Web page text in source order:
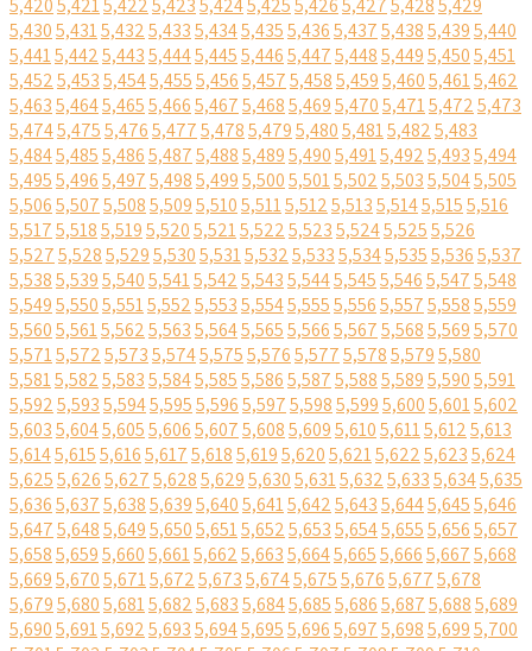
5,4205,4215,4225,4235,4245,4255,4265,4275,4285,429
5,4305,4315,4325,4335,4345,4355,4365,4375,4385,4395,440
5,4415,4425,4435,4445,4455,4465,4475,4485,4495,4505,451
5,4525,4535,4545,4555,4565,4575,4585,4595,4605,4615,462
5,4635,4645,4655,4665,4675,4685,4695,4705,4715,4725,473
5,4745,4755,4765,4775,4785,4795,4805,4815,4825,483
5,4845,4855,4865,4875,4885,4895,4905,4915,4925,4935,494
5,4955,4965,4975,4985,4995,5005,5015,5025,5035,5045,505
5,5065,5075,5085,5095,5105,5115,5125,5135,5145,5155,516
5,5175,5185,5195,5205,5215,5225,5235,5245,5255,526
5,5275,5285,5295,5305,5315,5325,5335,5345,5355,5365,537
5,5385,5395,5405,5415,5425,5435,5445,5455,5465,5475,548
5,5495,5505,5515,5525,5535,5545,5555,5565,5575,5585,559
5,5605,5615,5625,5635,5645,5655,5665,5675,5685,5695,570
5,5715,5725,5735,5745,5755,5765,5775,5785,5795,580
5,5815,5825,5835,5845,5855,5865,5875,5885,5895,5905,591
5,5925,5935,5945,5955,5965,5975,5985,5995,6005,6015,602
5,6035,6045,6055,6065,6075,6085,6095,6105,6115,6125,613
5,6145,6155,6165,6175,6185,6195,6205,6215,6225,6235,624
5,6255,6265,6275,6285,6295,6305,6315,6325,6335,6345,635
5,6365,6375,6385,6395,6405,6415,6425,6435,6445,6455,646
5,6475,6485,6495,6505,6515,6525,6535,6545,6555,6565,657
5,6585,6595,6605,6615,6625,6635,6645,6655,6665,6675,668
5,6695,6705,6715,6725,6735,6745,6755,6765,6775,678
5,6795,6805,6815,6825,6835,6845,6855,6865,6875,6885,689
5,6905,6915,6925,6935,6945,6955,6965,6975,6985,6995,700